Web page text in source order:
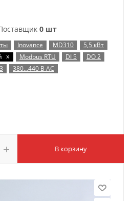
0 шт
Inovance MD310
5,5 кВт
x Modbus RTU DI 5
DO 2
380…440 В AC
В корзину